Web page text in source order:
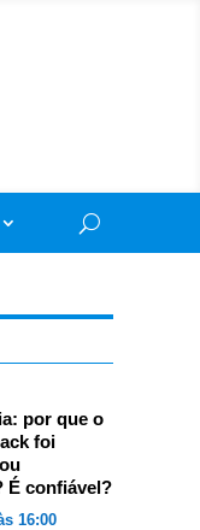
por que o
foi
É confiável?
16:00